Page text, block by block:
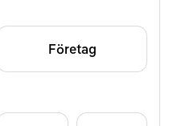
Företag